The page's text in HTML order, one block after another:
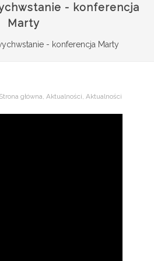
- konferencja
Marty
- konferencja Marty
Strona główna Aktualności Aktualności